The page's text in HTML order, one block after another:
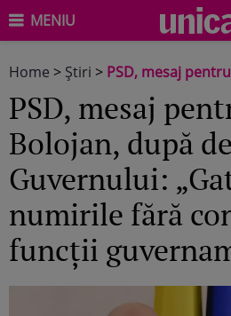
MENIU
Home > Știri > PSD, mesaj pentru Ilie Bolojan, după demiterea
PSD, mesaj
Bolojan, după
Guvernului:
numirile fără
funcții